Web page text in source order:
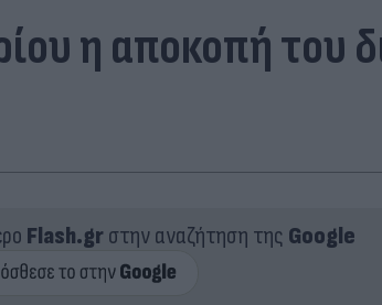
η αποκοπή του
Flash.grστην αναζήτηση της Google